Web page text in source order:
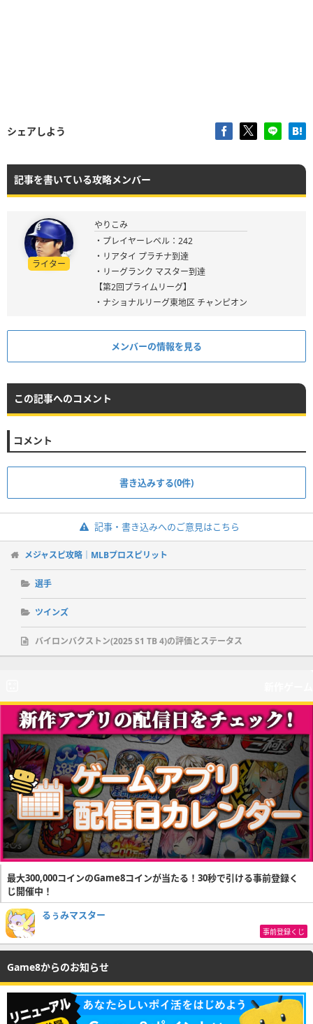
シェアしよう
記事を書いている攻略メンバー
ライター
やりこみ
・プレイヤーレベル：242
・リアタイ プラチナ到達
・リーグランク マスター到達
【第2回プライムリーグ】
・ナショナルリーグ東地区 チャンピオン
メンバーの情報を見る
この記事へのコメント
コメント
書き込みする(0件)
記事・書き込みへのご意見はこちら
メジャスピ攻略｜MLBプロスピリット
選手
ツインズ
バイロンバクストン(2025 S1 TB 4)の評価とステータス
最大300,000コインのGame8コインが当たる！30秒で引ける事前登録く
じ開催中！
るぅみマスター
事前登録くじ
Game8からのお知らせ